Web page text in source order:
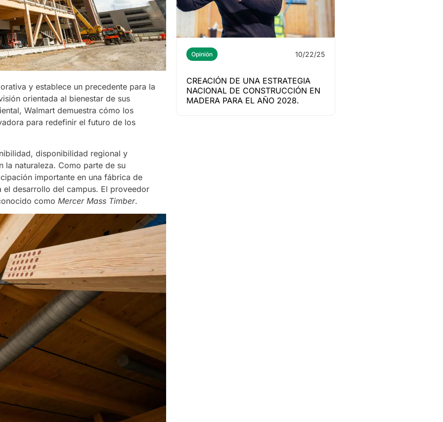
y establece un precedente para la
orientada al bienestar de sus
Walmart demuestra cómo los
para redefinir el futuro de los
disponibilidad regional y
la naturaleza. Como parte de su
importante en una fábrica de
el desarrollo del campus. El proveedor
como Mercer Mass Timber.
Opinión 10/22/25
CREACIÓN DE UNA ESTRATEGIA
NACIONAL DE CONSTRUCCIÓN EN
MADERA PARA EL AÑO 2028.